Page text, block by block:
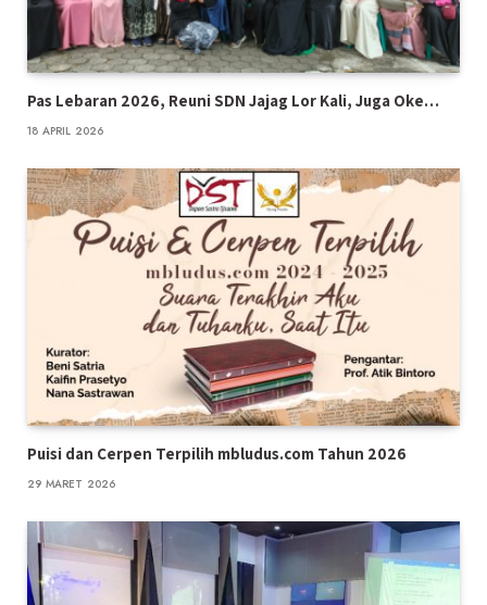
Pas Lebaran 2026, Reuni SDN Jajag Lor Kali, Juga Oke…
18 APRIL 2026
Puisi dan Cerpen Terpilih mbludus.com Tahun 2026
29 MARET 2026